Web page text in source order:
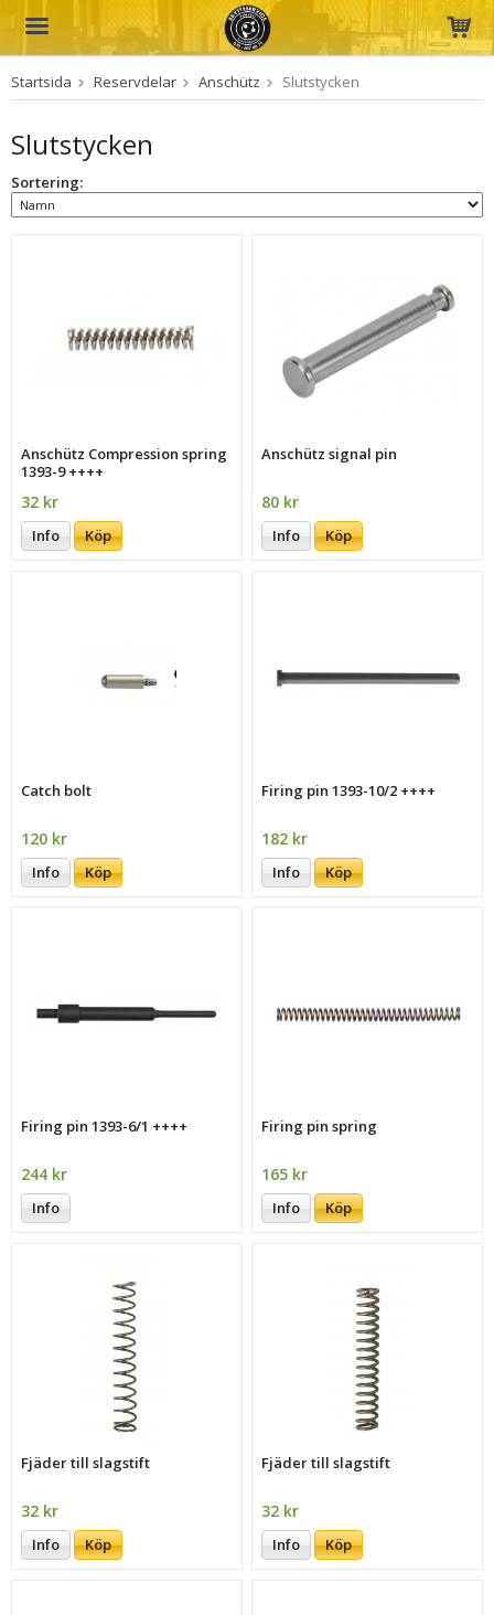
Produkten har blivit tillagd i varukorgen
Startsida Reservdelar Anschütz Slutstycken
Slutstycken
Sortering:
Anschütz Compression spring
1393-9 ++++
32 kr
Info Köp
Anschütz signal pin
80 kr
Info Köp
Catch bolt
120 kr
Info Köp
Firing pin 1393-10/2 ++++
182 kr
Info Köp
Firing pin 1393-6/1 ++++
244 kr
Info
Firing pin spring
165 kr
Info Köp
Fjäder till slagstift
32 kr
Info Köp
Fjäder till slagstift
32 kr
Info Köp